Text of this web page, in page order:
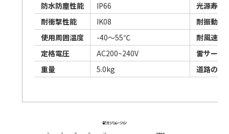
防水防塵性能 IP66
光源寿命
耐衝撃性能
IK08
耐振動能
使用周囲温度
-40～55℃
耐風速
定格電圧
AC200~240V
雷サージ
重量
5.0kg 道路の種